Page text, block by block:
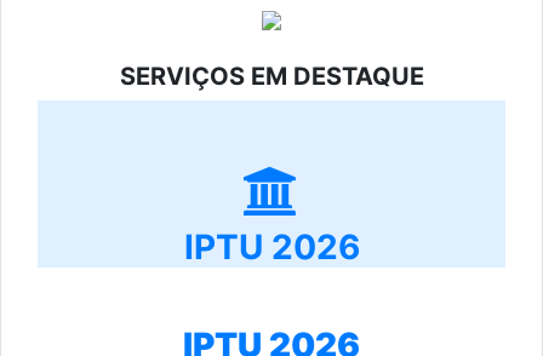
SERVIÇOS EM DESTAQUE
IPTU 2026
IPTU 2026